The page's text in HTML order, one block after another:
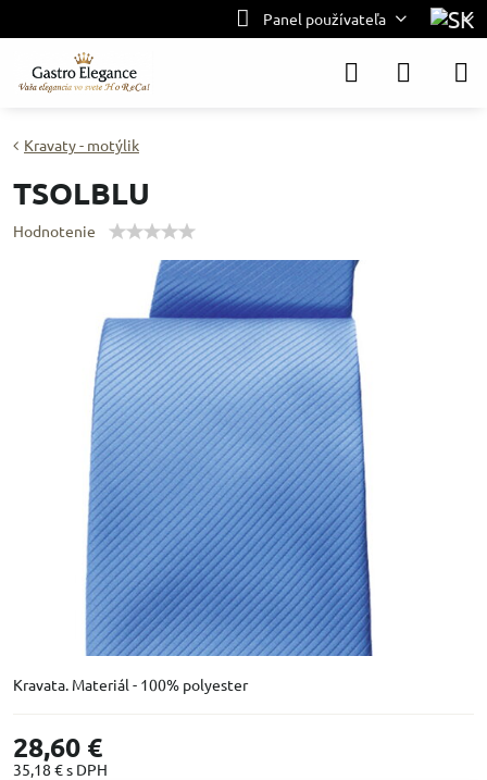
Panel používateľa
Kravaty - motýlik
TSOLBLU
Hodnotenie
Kravata. Materiál - 100% polyester
28,60 €
35,18 €s DPH